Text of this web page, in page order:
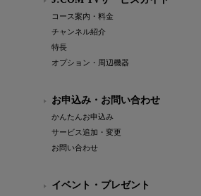
コース案内・料金
チャンネル紹介
特長
オプション・周辺機器
お申込み・お問い合わせ
かんたんお申込み
サービス追加・変更
お問い合わせ
イベント・プレゼント